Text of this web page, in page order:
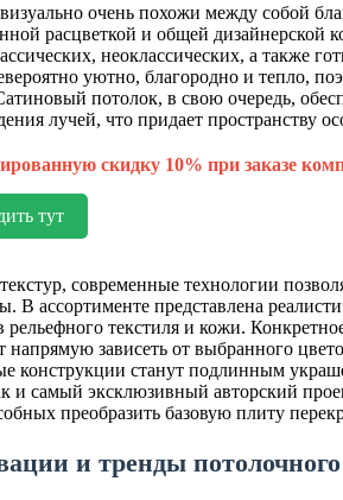
очень похожи между собой
расцветкой и общей
неоклассических, а также
уютно, благородно и тепло,
потолок, в свою очередь,
лучей, что придает пространству
скидку 10% при заказе
тут
современные технологии
В ассортименте представлена
текстиля и кожи.
напрямую зависеть от выбранного
конструкции станут подлинным
и самый эксклюзивный авторский
преобразить базовую плиту
и тренды потолочного